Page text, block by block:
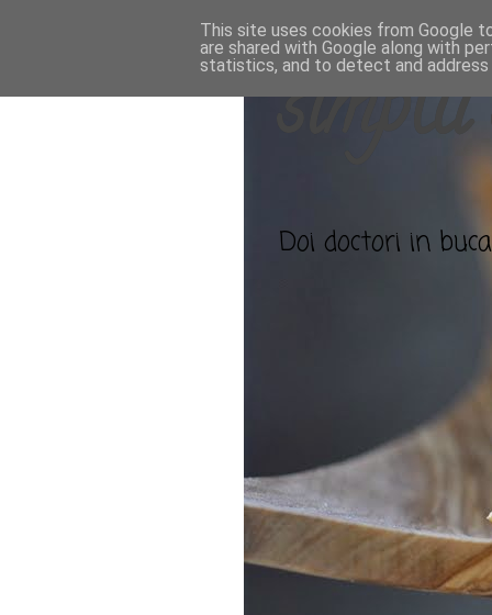
Doi doctori in
This site uses cookies from Google
are shared with Google along with
statistics, and to detect and address